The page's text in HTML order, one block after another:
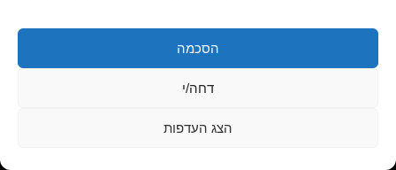
הסכמה
דחה/י
הצג העדפות
הצטרפו לניוזלטר של Infoguard וקבלו עדכונים, טיפים
וניתוחים מקצועיים מעולם הסייבר – ישירות למייל שלכם.